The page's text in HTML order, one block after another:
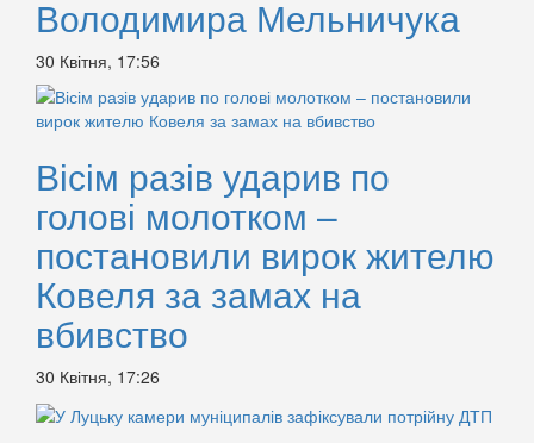
Володимира Мельничука
30 Квітня, 17:56
Вісім разів ударив по
голові молотком –
постановили вирок жителю
Ковеля за замах на
вбивство
30 Квітня, 17:26